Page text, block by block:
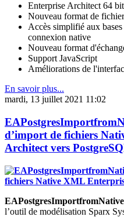
Enterprise Architect 64
Nouveau format de
Accès simplifié aux
connexion native
Nouveau format
Support JavaScript
Améliorations de
En savoir plus...
mardi, 13 juillet 2021 11:02
d’import de fichiers
Architect vers
l’outil de modélisation Sparx